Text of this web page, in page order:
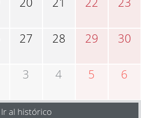
27 28 29 30
3 4 5 6
Ir al histórico